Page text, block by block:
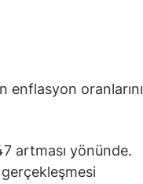
enflasyon oranlarını
artması yönünde.